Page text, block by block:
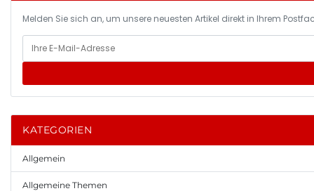
Melden Sie sich an, um unsere neuesten Artikel direkt in Ihrem
KATEGORIEN
Allgemein
Allgemeine Themen